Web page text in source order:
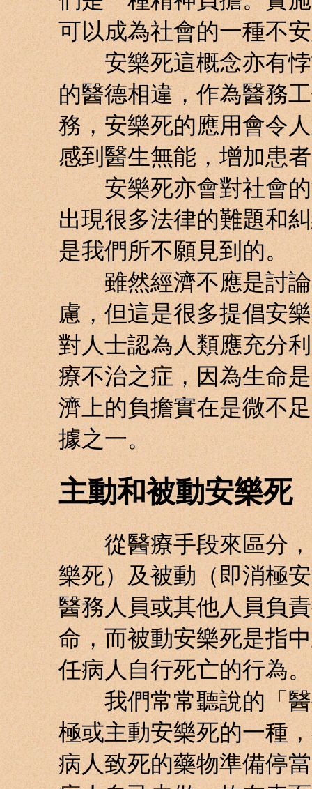
可以成為社會的一種不
安樂死這概念亦有悖
的醫德相違，作為醫務
務，安樂死的應用會令
感到醫生無能，增加患
安樂死亦會對社會的
出現很多法律的難題和
是我們所不願見到的。
雖然經濟不應是討論
慮，但這是很多提倡安
對人士認為人類應充分
療不治之症，因為生命
濟上的負擔實在是微不
據之一。
主動和被動安樂死
從醫療手段來區分，
樂死）及被動（即消極
醫務人員或其他人員負
命，而被動安樂死是指
任病人自行死亡的行為。
我們常常聽說的「醫
極或主動安樂死的一種
病人致死的藥物準備停